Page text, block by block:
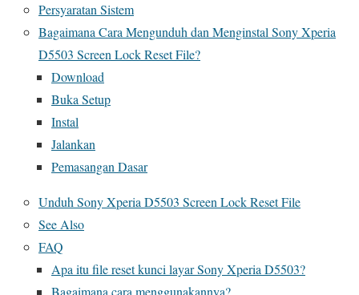
Persyaratan Sistem
Bagaimana Cara Mengunduh dan Menginstal Sony Xperia
D5503 Screen Lock Reset File?
Download
Buka Setup
Instal
Jalankan
Pemasangan Dasar
Unduh Sony Xperia D5503 Screen Lock Reset File
See Also
FAQ
Apa itu file reset kunci layar Sony Xperia D5503?
Bagaimana cara menggunakannya?